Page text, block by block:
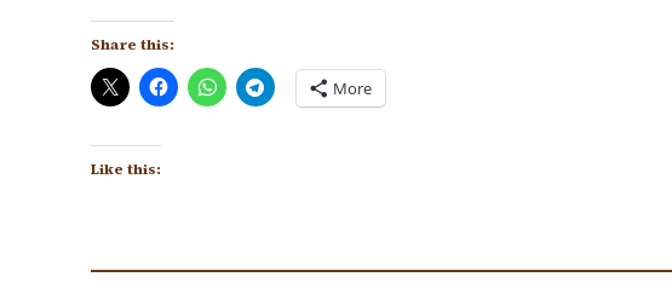
Share this:
More
Like this: